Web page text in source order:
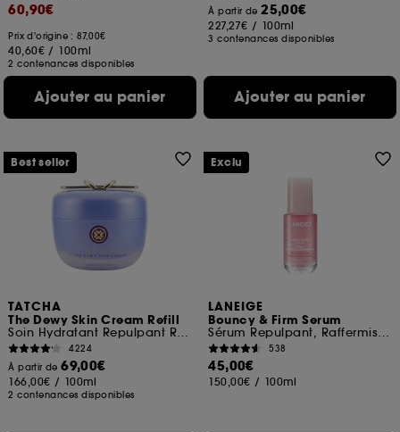
60,90€
Prix d'origine : 87,00€
40,60€ / 100ml
2 contenances disponibles
Ajouter au panier
À partir de25,00€
227,27€ / 100ml
3 contenances disponibles
Ajouter au panier
TATCHA
The Dewy Skin Cream Refill
Soin Hydratant Repulpant Riche
4224
À partir de69,00€
166,00€ / 100ml
2 contenances disponibles
Best seller
LANEIGE
Bouncy & Firm Serum
Sérum Repulpant, Raffermissant et Lissant
538
45,00€
150,00€ / 100ml
Exclu